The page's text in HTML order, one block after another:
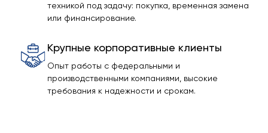
техникой под задачу: покупка, временная замена
или финансирование.
Крупные корпоративные клиенты
Опыт работы с федеральными и
производственными компаниями, высокие
требования к надежности и срокам.